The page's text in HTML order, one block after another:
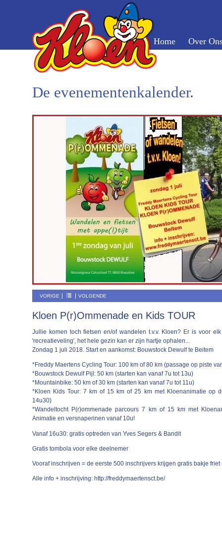
Home Over
De evenementenkalender.
VORIGE VOLGENDE
Kloen P(r)Ommenade en Kids TOUR
Jullie komen toch fietsen en/of wandelen t.v.v. Kloen? Er is voor
'recreatieveling', het hele gezin kan er zijn hartje ophalen...
Zondag 1 juli 2018. Start en aankomst: Bouwstock Dewulf te Beitem
*Freddy Maertens Cycling Tour: 100 km of 80 km (passage op piste
*Bouwstock Dewulf Pijl: 50 km (starten kan vanaf 7u tot 13u)
*Mountainbike: 50 km of 30 km (starten kan vanaf 7u tot 11u)
*Kloen Kids Tour: 7 km of 15 km of 25 km met Kloenanimatie op
14u30)
*Wandeltocht P(r)ommenade parcours 7 km of 15 km met
Animatie en versnaperinen vanaf 10u!
Vanaf 16u30: gratis optreden van Yves Segers & Bandit
Gratis tombola voor elke deelnemer
Vooraf inschrijven = de eerste 500 inschrijvers krijgen gratis bakje
Alle info + inschrijving: http://freddymaertensct.be/